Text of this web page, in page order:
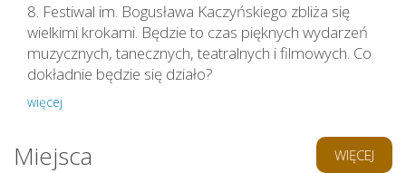
8. Festiwal im. Bogusława Kaczyńskiego zbliża się
wielkimi krokami. Będzie to czas pięknych wydarzeń
muzycznych, tanecznych, teatralnych i filmowych. Co
dokładnie będzie się działo?
więcej
Miejsca WIĘCEJ